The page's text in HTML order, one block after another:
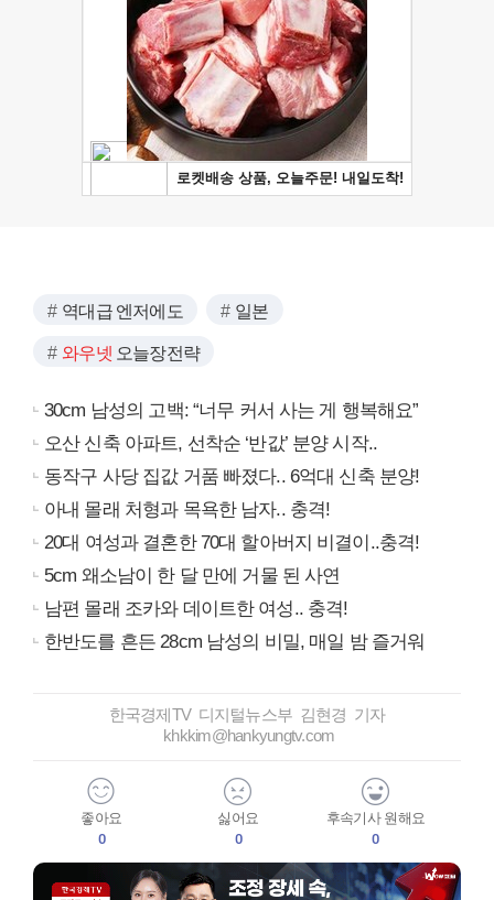
역대급 엔저에도 일본
와우넷 오늘장전략
30cm 남성의 고백: “너무 커서 사는 게 행복해요”
오산 신축 아파트, 선착순 ‘반값’ 분양 시작..
동작구 사당 집값 거품 빠졌다.. 6억대 신축 분양!
아내 몰래 처형과 목욕한 남자.. 충격!
20대 여성과 결혼한 70대 할아버지 비결이..충격!
5cm 왜소남이 한 달 만에 거물 된 사연
남편 몰래 조카와 데이트한 여성.. 충격!
한반도를 흔든 28cm 남성의 비밀, 매일 밤 즐거워
한국경제TV 디지털뉴스부 김현경 기자
khkkim@hankyungtv.com
좋아요
0
싫어요
0
후속기사 원해요
0